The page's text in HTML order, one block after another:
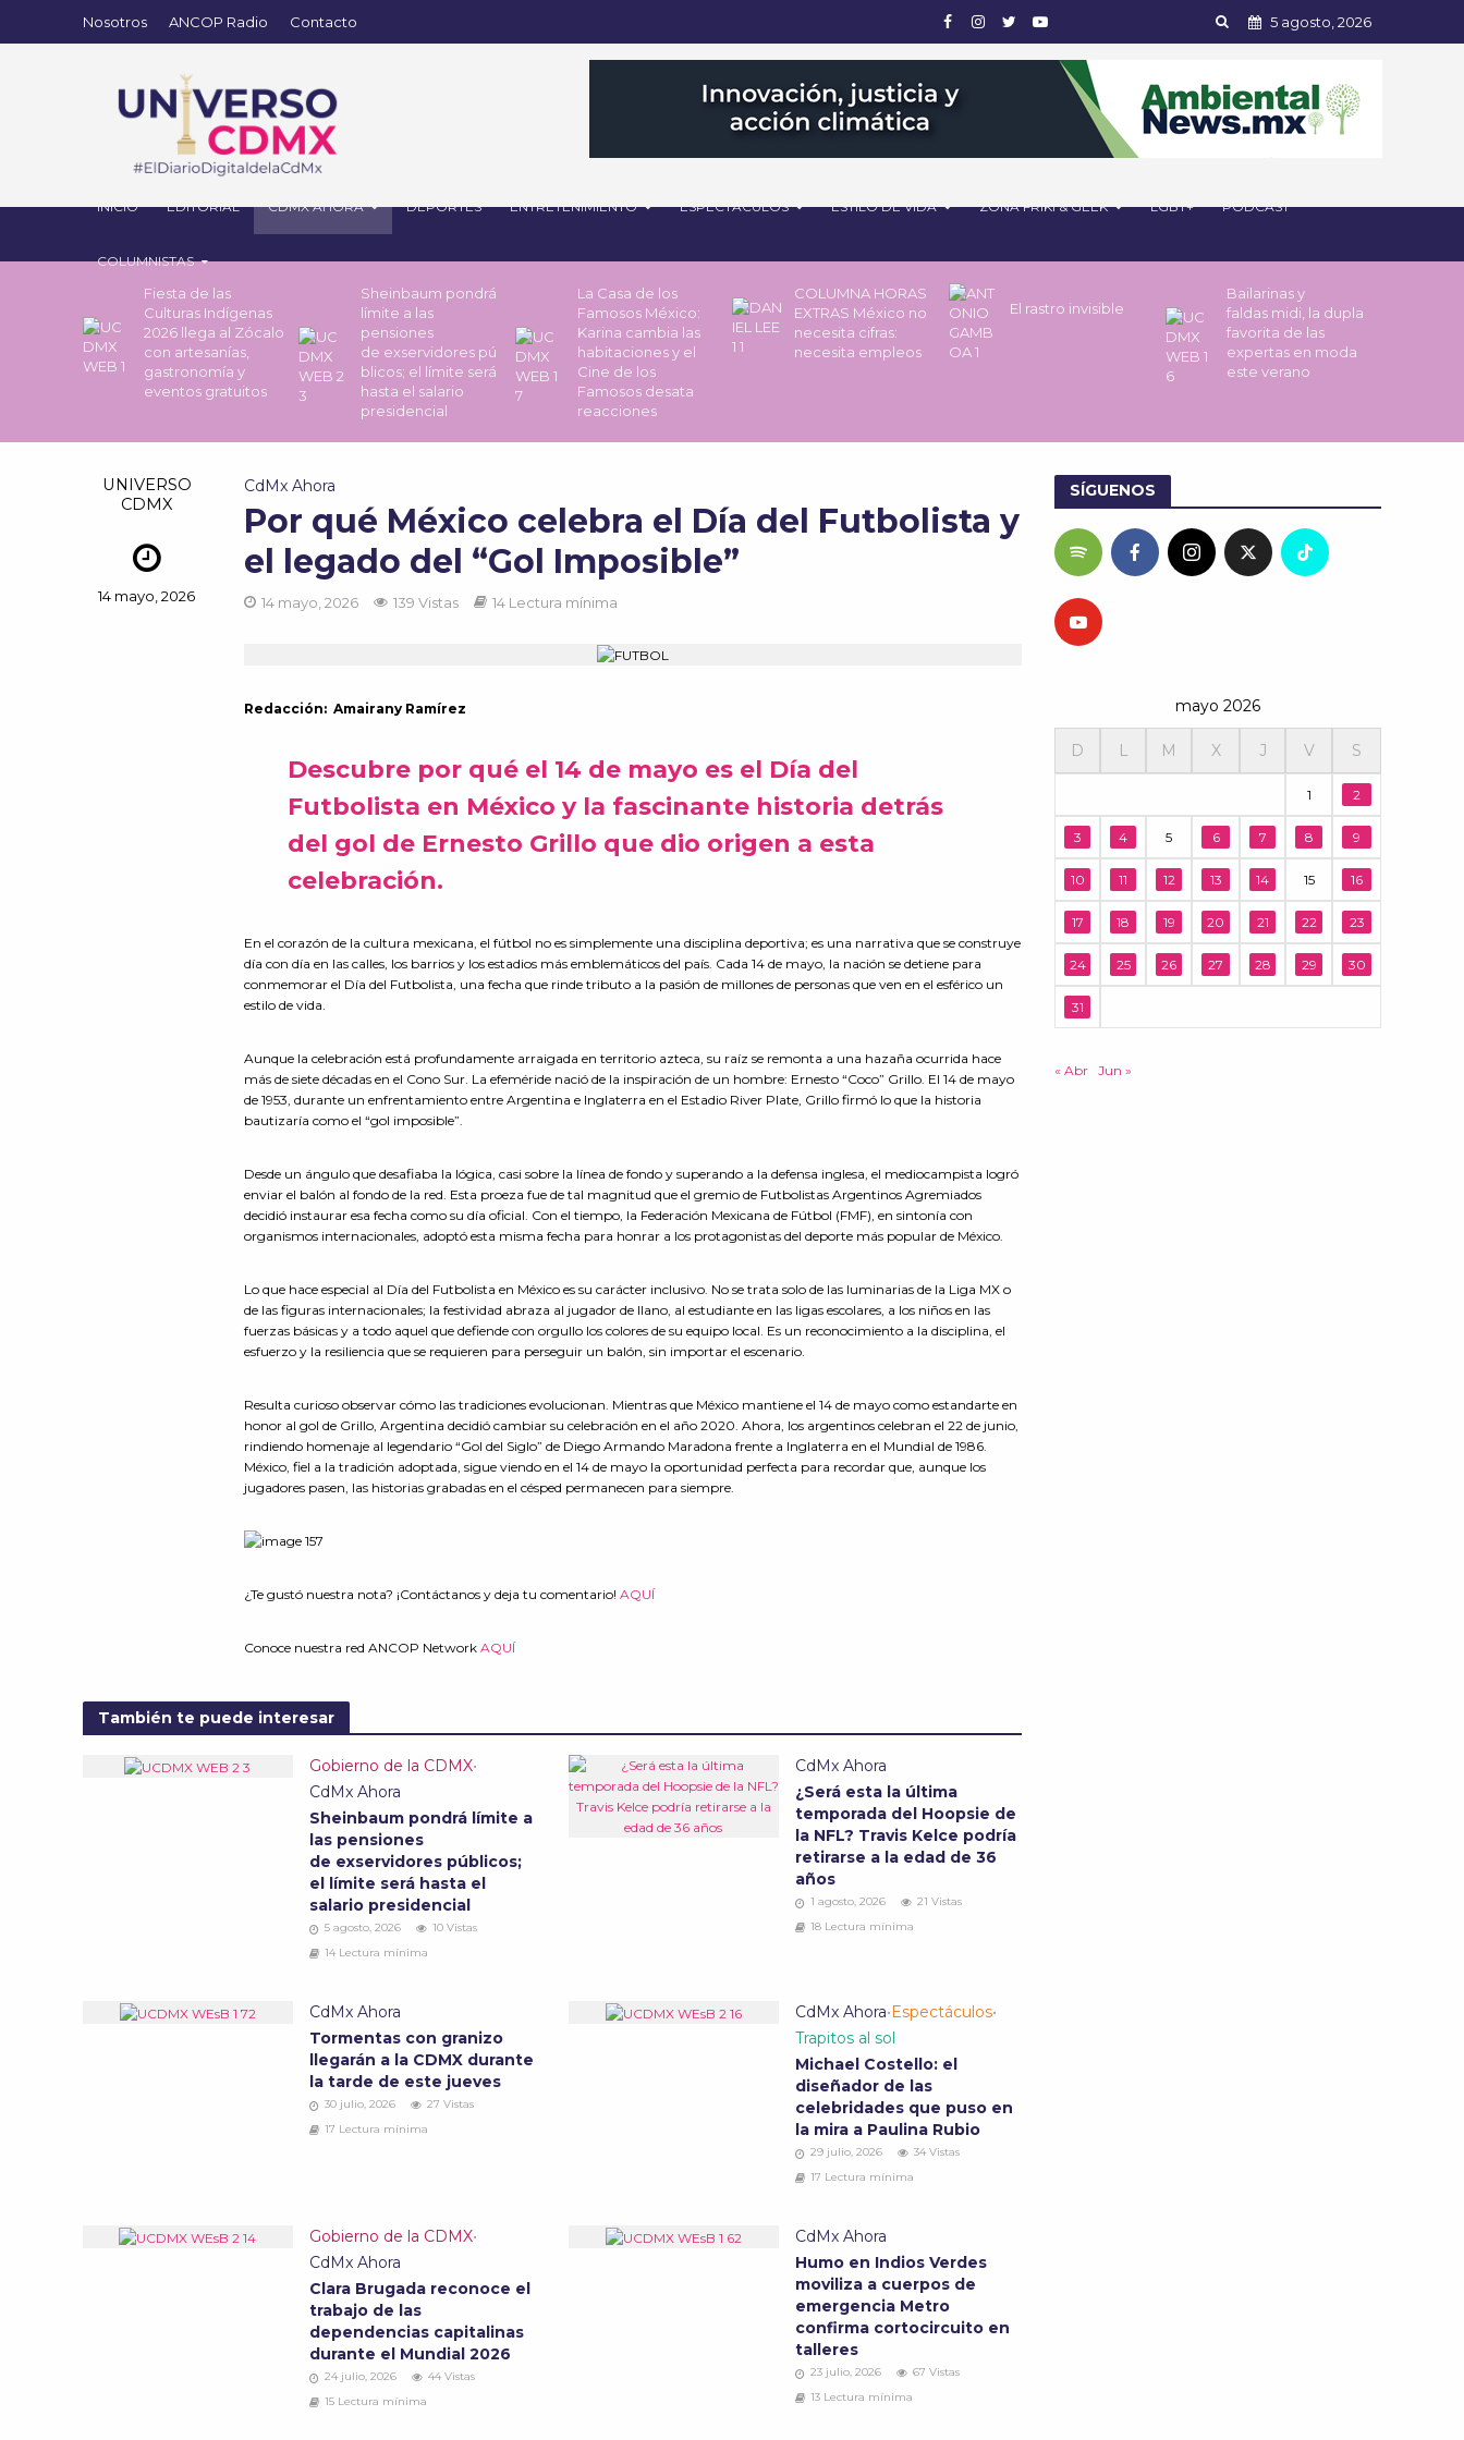
Nosotros ANCOP Radio Contacto 5 agosto, 2026
INICIO EDITORIAL CDMX AHORA DEPORTES ENTRETENIMIENTO ESPECTÁCULOS ESTILO DE VIDA ZONA FRIKI & GEEK LGBT+ PODCAST
COLUMNISTAS
Fiesta de las
Culturas Indígenas
2026 llega al Zócalo
con artesanías,
gastronomía y
eventos gratuitos
Sheinbaum pondrá
límite a las
pensiones
de exservidores pú
blicos; el límite será
hasta el salario
presidencial
La Casa de los
Famosos México:
Karina cambia las
habitaciones y el
Cine de los
Famosos desata
reacciones
COLUMNA HORAS
EXTRAS México no
necesita cifras:
necesita empleos
El rastro invisible
Bailarinas y
faldas midi, la dupla
favorita de las
expertas en moda
este verano
UNIVERSO
CDMX
14 mayo, 2026
CdMx Ahora
Por qué México celebra el Día del Futbolista y
el legado del “Gol Imposible”
14 mayo, 2026 139 Vistas 14 Lectura mínima
Redacción: Amairany Ramírez
Descubre por qué el 14 de mayo es el Día del
Futbolista en México y la fascinante historia detrás
del gol de Ernesto Grillo que dio origen a esta
celebración.
En el corazón de la cultura mexicana, el fútbol no es simplemente una disciplina deportiva; es una narrativa que se construye
día con día en las calles, los barrios y los estadios más emblemáticos del país. Cada 14 de mayo, la nación se detiene para
conmemorar el Día del Futbolista, una fecha que rinde tributo a la pasión de millones de personas que ven en el esférico un
estilo de vida.
Aunque la celebración está profundamente arraigada en territorio azteca, su raíz se remonta a una hazaña ocurrida hace
más de siete décadas en el Cono Sur. La efeméride nació de la inspiración de un hombre: Ernesto “Coco” Grillo. El 14 de mayo
de 1953, durante un enfrentamiento entre Argentina e Inglaterra en el Estadio River Plate, Grillo firmó lo que la historia
bautizaría como el “gol imposible”.
Desde un ángulo que desafiaba la lógica, casi sobre la línea de fondo y superando a la defensa inglesa, el mediocampista logró
enviar el balón al fondo de la red. Esta proeza fue de tal magnitud que el gremio de Futbolistas Argentinos Agremiados
decidió instaurar esa fecha como su día oficial. Con el tiempo, la Federación Mexicana de Fútbol (FMF), en sintonía con
organismos internacionales, adoptó esta misma fecha para honrar a los protagonistas del deporte más popular de México.
Lo que hace especial al Día del Futbolista en México es su carácter inclusivo. No se trata solo de las luminarias de la Liga MX o
de las figuras internacionales; la festividad abraza al jugador de llano, al estudiante en las ligas escolares, a los niños en las
fuerzas básicas y a todo aquel que defiende con orgullo los colores de su equipo local. Es un reconocimiento a la disciplina, el
esfuerzo y la resiliencia que se requieren para perseguir un balón, sin importar el escenario.
Resulta curioso observar cómo las tradiciones evolucionan. Mientras que México mantiene el 14 de mayo como estandarte en
honor al gol de Grillo, Argentina decidió cambiar su celebración en el año 2020. Ahora, los argentinos celebran el 22 de junio,
rindiendo homenaje al legendario “Gol del Siglo” de Diego Armando Maradona frente a Inglaterra en el Mundial de 1986.
México, fiel a la tradición adoptada, sigue viendo en el 14 de mayo la oportunidad perfecta para recordar que, aunque los
jugadores pasen, las historias grabadas en el césped permanecen para siempre.
¿Te gustó nuestra nota? ¡Contáctanos y deja tu comentario!AQUÍ
Conoce nuestra red ANCOP NetworkAQUÍ
También te puede interesar
Gobierno de la CDMX•
CdMx Ahora
Sheinbaum pondrá límite a
las pensiones
de exservidores públicos;
el límite será hasta el
salario presidencial
5 agosto, 2026
10 Vistas
14 Lectura mínima
CdMx Ahora
¿Será esta la última
temporada del Hoopsie de
la NFL? Travis Kelce podría
retirarse a la edad de 36
años
1 agosto, 2026
21 Vistas
18 Lectura mínima
CdMx Ahora
Tormentas con granizo
llegarán a la CDMX durante
la tarde de este jueves
30 julio, 2026
27 Vistas
17 Lectura mínima
CdMx Ahora• Espectáculos•
Trapitos al sol
Michael Costello: el
diseñador de las
celebridades que puso en
la mira a Paulina Rubio
29 julio, 2026
34 Vistas
17 Lectura mínima
Gobierno de la CDMX•
CdMx Ahora
Clara Brugada reconoce el
trabajo de las
dependencias capitalinas
durante el Mundial 2026
24 julio, 2026
44 Vistas
15 Lectura mínima
CdMx Ahora
Humo en Indios Verdes
moviliza a cuerpos de
emergencia Metro
confirma cortocircuito en
talleres
23 julio, 2026
67 Vistas
13 Lectura mínima
SÍGUENOS
mayo 2026
D L M X J V S
1 2
3 4 5 6 7 8 9
10 11 12 13 14 15 16
17 18 19 20 21 22 23
24 25 26 27 28 29 30
31
« Abr Jun »